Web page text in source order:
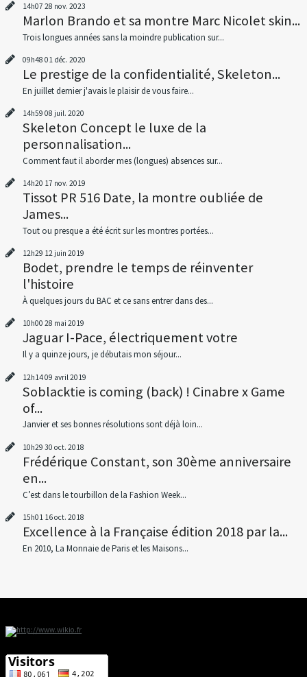
14h07 28 nov. 2023
Marlon Brando et sa montre Marc Nicolet skin...
Trois longues années sans la moindre publication sur...
09h48 01 déc. 2020
Le prestige de la confidentialité, Skeleton...
En juillet dernier j'avais le plaisir de vous faire...
14h59 08 juil. 2020
Skeleton Concept le luxe de la
personnalisation...
Comment faut il aborder mes (longues) absences sur...
14h20 17 nov. 2019
Tissot PR 516 Date, la montre oubliée de
James...
Tout ou presque a été écrit sur les montres portées...
12h29 12 juin 2019
Bodet, prendre le temps de réinventer
l'histoire
À quelques jours du BAC et ce sans entrer dans des...
10h00 28 mai 2019
Jaguar I-Pace, électriquement votre
Il y a quinze jours, je débutais mon séjour...
12h1409 avril 2019
Soblacktie is coming (back) ! Cinabre x Game
of...
Janvier et ses bonnes résolutions sont déjà loin...
10h29 30 oct. 2018
Frédérique Constant, son 30ème anniversaire
en...
C’est dans le tourbillon de la Fashion Week...
15h01 16oct. 2018
Excellence à la Française édition 2018 par la...
En 2010, La Monnaie de Paris et les Maisons...